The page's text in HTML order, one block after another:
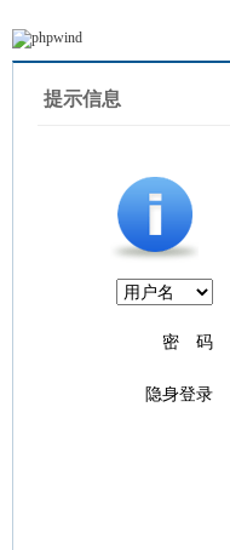
提示信息
密 码
隐身登录